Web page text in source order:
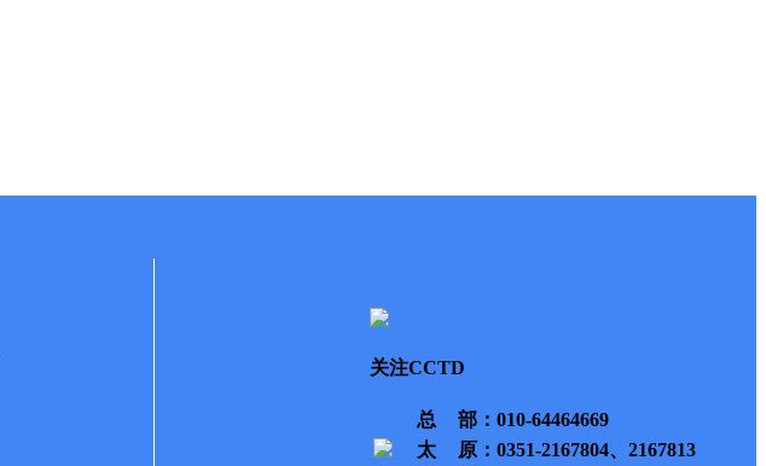
关注CCTD
总部 ：010-64464669
太原 ：0351-2167804、2167813